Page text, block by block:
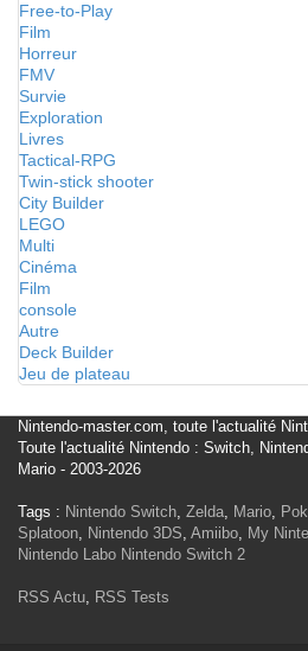
Free-to-Play
Film
Horreur
FMV
Survie
Exploration
Livres
Tactical-RPG
Twin-stick shooter
City Builder
LEGO
Multi
Cinéma
Film
console
Autre
Deck Builder
Jeu de plateau
Nintendo-master.com, toute l'actualité
Toute l'actualité Nintendo : Switch,
Mario - 2003-2026
Tags : Nintendo Switch, Zelda, Mario,
Splatoon, Nintendo 3DS, Amiibo, My
Nintendo Labo Nintendo Switch 2
RSS Actu, RSS Tests